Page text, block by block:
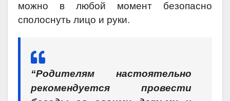
можно в любой момент безопасно
сполоснуть лицо и руки.
“Родителям настоятельно
рекомендуется провести